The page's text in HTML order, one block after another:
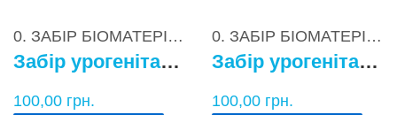
0. ЗАБІР БІОМАТЕРІАЛІВ
Забір урогенітального БМ у чоловіків
100,00 грн.
0. ЗАБІР БІОМАТЕРІАЛІВ
Забір урогенітального БМ у жінок
100,00 грн.